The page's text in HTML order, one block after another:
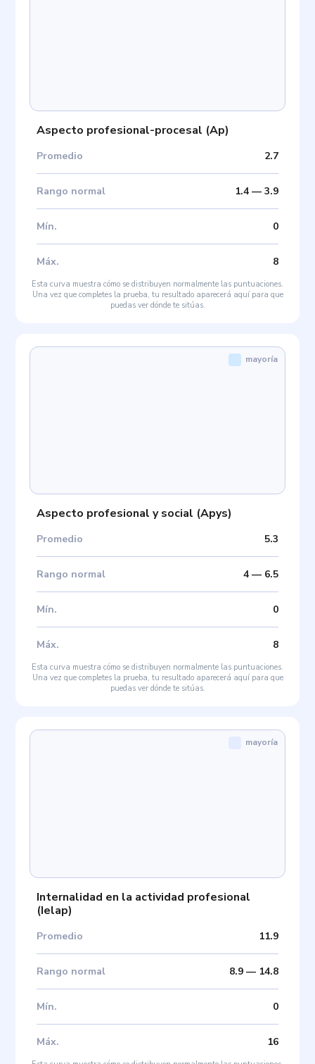
Aspecto profesional-procesal (Ap)
Promedio 2.7
Rango normal 1.4— 3.9
Mín. 0
Máx. 8
Esta curva muestra cómo se distribuyen normalmente las puntuaciones.
Una vez que completes la prueba, tu resultado aparecerá aquí para que
puedas ver dónde te sitúas.
Aspecto profesional y social (Apys)
Promedio 5.3
Rango normal 4— 6.5
Mín. 0
Máx. 8
mayoría
Esta curva muestra cómo se distribuyen normalmente las puntuaciones.
Una vez que completes la prueba, tu resultado aparecerá aquí para que
puedas ver dónde te sitúas.
Internalidad en la actividad profesional
(Ielap)
Promedio 11.9
Rango normal 8.9— 14.8
Mín. 0
Máx. 16
mayoría